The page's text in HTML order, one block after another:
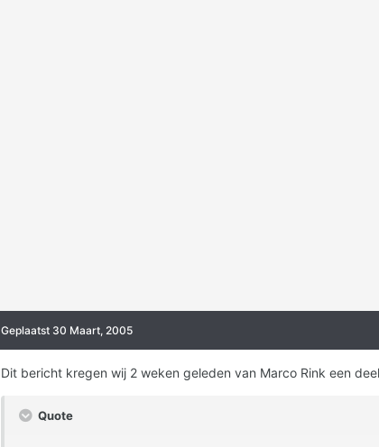
Geplaatst 30 Maart, 2005
Dit bericht kregen wij 2 weken geleden van Marco Rink een
Quote